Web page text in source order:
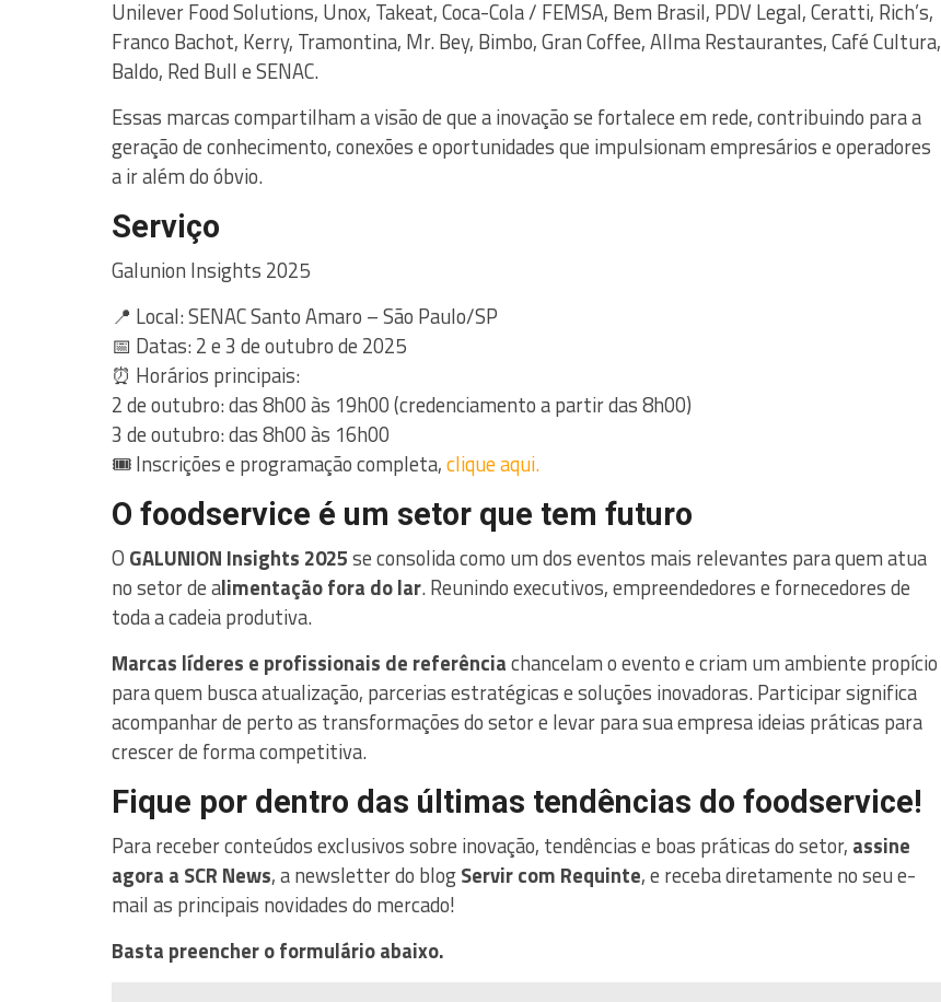
Unilever Food Solutions, Unox, Takeat, Coca-Cola / FEMSA, Bem Brasil, PDV Legal, Ceratti, Rich’s,
Franco Bachot, Kerry, Tramontina, Mr. Bey, Bimbo, Gran Coffee, Allma Restaurantes, Café Cultura,
Baldo, Red Bull e SENAC.
Essas marcas compartilham a visão de que a inovação se fortalece em rede, contribuindo para a
geração de conhecimento, conexões e oportunidades que impulsionam empresários e operadores
a ir além do óbvio.
Serviço
Galunion Insights 2025
📍 Local: SENAC Santo Amaro – São Paulo/SP
📅 Datas: 2 e 3 de outubro de 2025
⏰ Horários principais:
2 de outubro: das 8h00 às 19h00 (credenciamento a partir das 8h00)
3 de outubro: das 8h00 às 16h00
🎟️ Inscrições e programação completa,clique aqui.
O foodservice é um setor que tem futuro
O GALUNION Insights 2025se consolida como um dos eventos mais relevantes para quem atua
no setor de alimentação fora do lar. Reunindo executivos, empreendedores e fornecedores de
toda a cadeia produtiva.
Marcas líderes e profissionais de referênciachancelam o evento e criam um ambiente propício
para quem busca atualização, parcerias estratégicas e soluções inovadoras. Participar significa
acompanhar de perto as transformações do setor e levar para sua empresa ideias práticas para
crescer de forma competitiva.
Fique por dentro das últimas tendências do foodservice!
Para receber conteúdos exclusivos sobre inovação, tendências e boas práticas do setor, assine
agora a SCR News, a newsletter do blogServir com Requinte, e receba diretamente no seu e-
mail as principais novidades do mercado!
Basta preencher o formulário abaixo.